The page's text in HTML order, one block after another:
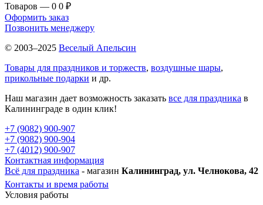
Товаров — 0 0 ₽
Оформить заказ
Позвонить менеджеру
© 2003–2025 Веселый Апельсин
Товары для праздников и торжеств, воздушные шары,
прикольные подарки и др.
Наш магазин дает возможность заказать все для праздника в
Калининграде в один клик!
+7 (9082) 900-907
+7 (9082) 900-904
+7 (4012) 900-907
Контактная информация
Всё для праздника - магазин Калининград, ул. Челнокова, 42
Контакты и время работы
Условия работы